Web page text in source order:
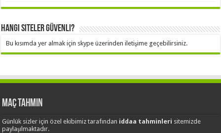
Hangi Siteler Güvenli?
Bu kısımda yer almak için skype üzerinden iletişime geçebilirsiniz.
Maç Tahmin
Günlük sizler için özel ekibimiz tarafından iddaa tahminleri sitemizde
paylaşılmaktadır.